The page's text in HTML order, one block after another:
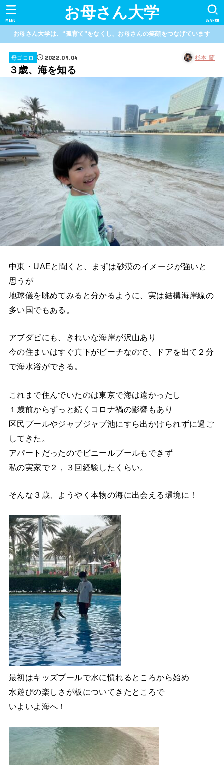
お母さん大学 SEARCH
MENU
お母さん大学は、“孤育て”をなくし、お母さんの笑顔をつなげています
母ゴコロ 2022.09.04 杉本 蘭
３歳、海を知る
中東・UAEと聞くと、まずは砂漠のイメージが強いと
思うが
地球儀を眺めてみると分かるように、実は結構海岸線の
多い国でもある。
アブダビにも、きれいな海岸が沢山あり
今の住まいはすぐ真下がビーチなので、ドアを出て２分
で海水浴ができる。
これまで住んでいたのは東京で海は遠かったし
１歳前からずっと続くコロナ禍の影響もあり
区民プールやジャブジャブ池にすら出かけられずに過ご
してきた。
アパートだったのでビニールプールもできず
私の実家で２，３回経験したくらい。
そんな３歳、ようやく本物の海に出会える環境に！
最初はキッズプールで水に慣れるところから始め
水遊びの楽しさが板についてきたところで
いよいよ海へ！